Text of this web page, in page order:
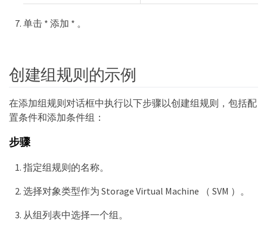
单击 * 添加 * 。
创建组规则的示例
在添加组规则对话框中执行以下步骤以创建组规则，包括配
置条件和添加条件组：
步骤
指定组规则的名称。
选择对象类型作为 Storage Virtual Machine （ SVM ）。
从组列表中选择一个组。